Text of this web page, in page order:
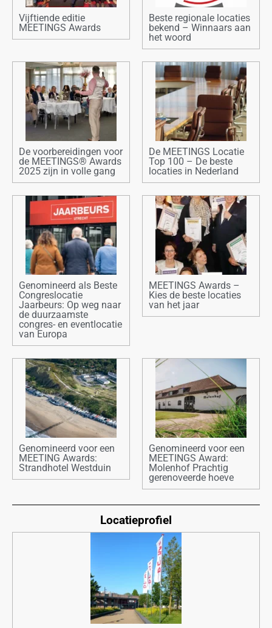
Vijftiende editie
MEETINGS Awards
Beste regionale locaties
bekend – Winnaars aan
het woord
De voorbereidingen voor
de MEETINGS® Awards
2025 zijn in volle gang
De MEETINGS Locatie
Top 100 – De beste
locaties in Nederland
Genomineerd als Beste
Congreslocatie
Jaarbeurs: Op weg naar
de duurzaamste
congres- en eventlocatie
van Europa
MEETINGS Awards –
Kies de beste locaties
van het jaar
Genomineerd voor een
MEETING Awards:
Strandhotel Westduin
Genomineerd voor een
MEETINGS Award:
Molenhof Prachtig
gerenoveerde hoeve
Locatieprofiel